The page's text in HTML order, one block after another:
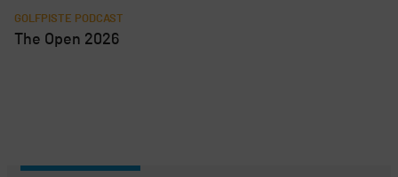
GOLFPISTE PODCAST
The Open 2026